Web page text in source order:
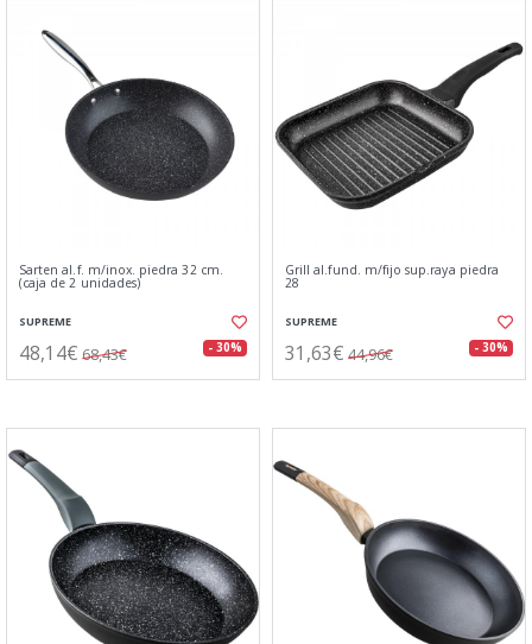
Sarten al.f. m/inox. piedra 32 cm.
(caja de 2 unidades)
SUPREME
48,14€ 68,43€ - 30%
Grill al.fund. m/fijo sup.raya piedra
28
SUPREME
31,63€ 44,96€ - 30%